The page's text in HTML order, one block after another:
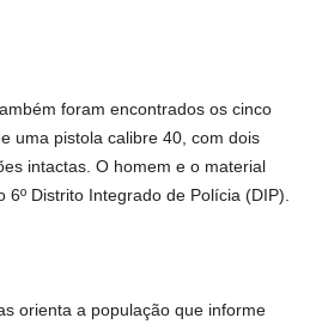
foram encontrados os cinco
uma pistola calibre 40, com dois
intactas. O homem e o material
Distrito Integrado de Polícia (DIP).
orienta a população que informe